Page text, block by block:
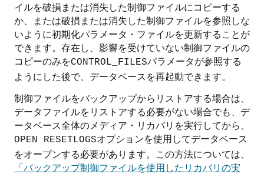
イルを破損または消失した制御ファイルにコピーする
か、または破損または消失した制御ファイルを参照しな
いように初期化パラメータ・ファイルを更新することが
できます。存在し、影響を受けていない制御ファイルの
コピーのみをCONTROL_FILESパラメータが参照する
ようにした後で、データベースを再起動できます。
制御ファイルをバックアップからリストアする場合は、
データファイルをリストアする必要がない場合でも、デ
ータベース全体のメディア・リカバリを実行してから、
OPEN RESETLOGSオプションを使用してデータベース
をオープンする必要があります。この方法については、
「バックアップ制御ファイルを使用したリカバリの実